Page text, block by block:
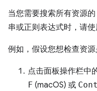
当您需要搜索所有资源
串或正则表达式时，请使
例如，假设您想检查资
点击面板操作栏中
F (macOS) 或